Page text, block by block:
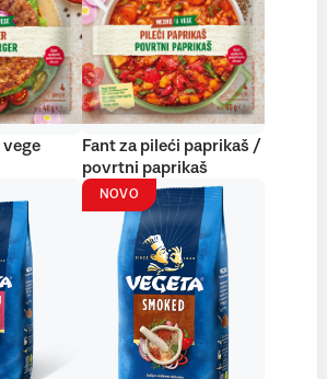
vege
Fant za pileći paprikaš /
povrtni paprikaš
NOVO